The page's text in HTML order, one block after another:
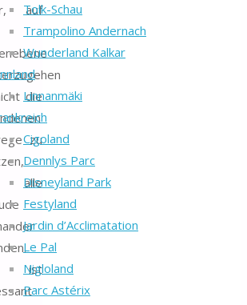
Tolk-Schau
Trampolino Andernach
Wunderland Kalkar
Linnanmäki
Cigoland
Dennlys Parc
Disneyland Park
Festyland
Jardin d’Acclimatation
Le Pal
Nigloland
Parc Astérix
auf
die
zu
alle
ist